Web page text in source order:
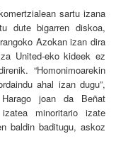
sartu izana
dute bigarren diskoa,
Azokan izan dira
United-eko kideek ez
“Homonimoarekin
ahal izan dugu”,
joan da Beñat
minoritario izate
baldin baditugu, askoz